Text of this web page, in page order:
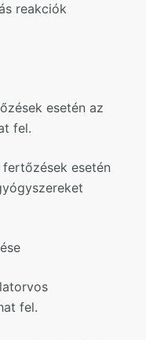
reakciók
esetén az
fel.
fertőzések esetén
fel.